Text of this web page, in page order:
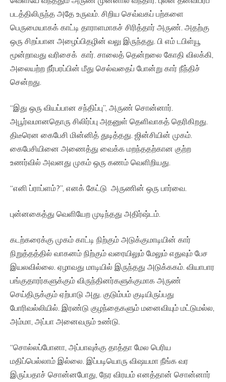
படத்திலிருந்த அதே உருவம். சிறிய செவ்வகப் பற்களை
பெருமையாகக் காட்டி தாராளமாகச் சிரித்தார் அருண். அதற்கு
ஒரு சிறப்பான அழைப்பிதழின் வலு இருந்தது. பி எம் டபிள்யூ
மூன்றாவது வரிசைக் கார். சாலைத் தென்றலை கோதி விலக்கி,
அலையற்ற நீர்பரப்பின் மீது செல்வதைப் போன்று கார் நீந்திச்
சென்றது.
“இது ஒரு வியப்பான சந்திப்பு”, அருண் சொன்னார்.
அபூர்வமானதொரு சிலிர்ப்பு அதனுள் தெளிவாகத் தெரிகிறது.
திடீரென கைபேசி மின்னித் துடித்தது. ஜின்சியின் முகம்.
கைபேசியினை அணைத்து வைக்க மறந்ததற்கான குற்ற
உணர்வில் அவனது முகம் ஒரு கணம் வெளிறியது.
“எனி ப்ராப்ளம்?”, எனக் கேட்டு அருணின் ஒரு பார்வை.
புன்னகைத்து வெளியேற முடிந்தது அதிர்ஷ்டம்.
கடற்கரைக்கு முகம் காட்டி நிற்கும் அடுக்குமாடியின் கார்
நிறுத்தத்தில் வாகனம் நிற்கும் வரையிலும் மேலும் எதுவும் பேச
இயலவில்லை. ஏழாவது மாடியில் இருந்தது அடுக்ககம். வியாபார
பங்குதாரர்களுக்கும் விருந்தினர்களுக்குமாக அருண்
செய்திருக்கும் ஏற்பாடு அது. குடும்பம் குடியிருப்பது
போரிவல்லியில். இரண்டு குழந்தைகளும் மனைவியும் மட்டுமல்ல,
அம்மா, அப்பா அனைவரும் உண்டு.
“சொல்லப்போனா, அப்பாவுக்கு தாத்தா மேல பெரிய
மதிப்பெல்லாம் இல்லை. இப்படியொரு விஷயமா நீங்க வர
இருப்பதாச் சொன்னபோது, நேர விரயம் எனத்தான் சொன்னார்